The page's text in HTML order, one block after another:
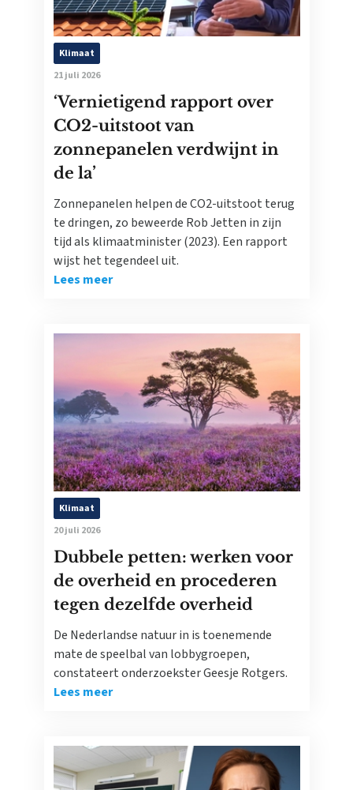
Klimaat
21 juli 2026
‘Vernietigend rapport over
CO2-uitstoot van
zonnepanelen verdwijnt in
de la’
Zonnepanelen helpen de CO2-uitstoot terug
te dringen, zo beweerde Rob Jetten in zijn
tijd als klimaatminister (2023). Een rapport
wijst het tegendeel uit.
Lees meer
Klimaat
20 juli 2026
Dubbele petten: werken voor
de overheid en procederen
tegen dezelfde overheid
De Nederlandse natuur in is toenemende
mate de speelbal van lobbygroepen,
constateert onderzoekster Geesje Rotgers.
Lees meer